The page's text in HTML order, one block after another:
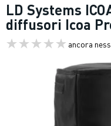
LD Systems
diffusori Icoa
ancora